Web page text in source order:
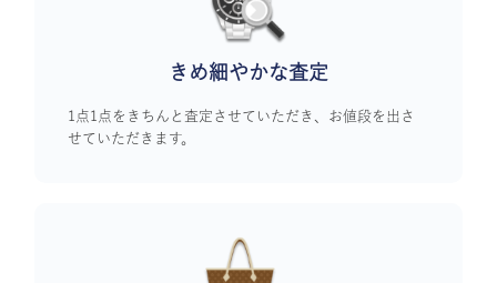
きめ細やかな査定
1点1点をきちんと査定させていただき、お値段を出さ
せていただきます。